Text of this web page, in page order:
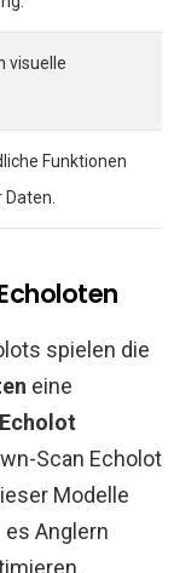
visuelle
Funktionen
spielen die
eine
Echolot
Scan Echolot
Modelle
Anglern